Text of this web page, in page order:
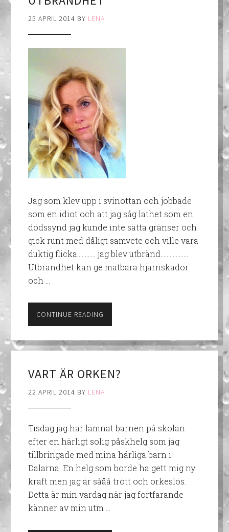
25 APRIL 2014 BY LENA
Jag som klev upp i svinottan och jobbade
som en idiot och att jag såg lathet som en
dödssynd jag kunde inte sätta gränser och
gick runt med dåligt samvete och ville vara
duktig flicka………… jag blev utbränd……………...
Utbrändhet kan ge mätbara hjärnskador
och …
CONTINUE READING
VART ÄR ORKEN?
22 APRIL 2014 BY LENA
Tisdag jag har lämnat barnen på skolan
efter en härligt solig påskhelg som jag
tillbringade med mina härliga barn i
Dalarna. En helg som borde ha gett mig ny
kraft men jag är sååå trött och orkeslös.
Detta är min vardag när jag fortfarande
känner av min utm …